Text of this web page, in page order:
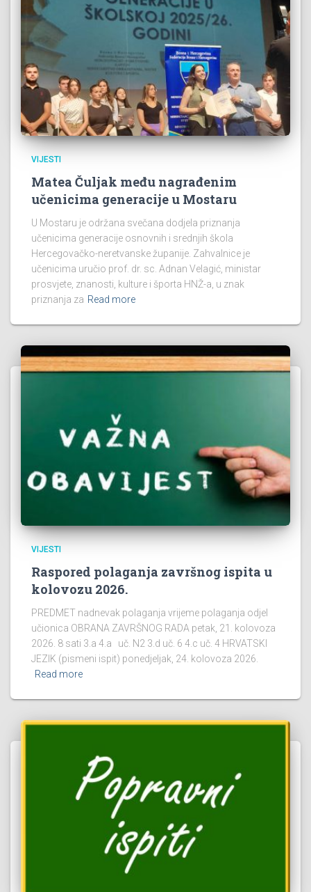
VIJESTI
Matea Čuljak među nagrađenim
učenicima generacije u Mostaru
U Mostaru je održana svečana dodjela priznanja
učenicima generacije osnovnih i srednjih škola
Hercegovačko-neretvanske županije. Zahvalnice je
učenicima uručio prof. dr. sc. Adnan Velagić, ministar
prosvjete, znanosti, kulture i športa HNŽ-a, u znak
priznanja za Read more
VIJESTI
Raspored polaganja završnog ispita u
kolovozu 2026.
PREDMET nadnevak polaganja vrijeme polaganja odjel
učionica OBRANA ZAVRŠNOG RADA petak, 21. kolovoza
2026. 8 sati 3.a 4.a uč. N2 3.d uč. 6 4.c uč. 4 HRVATSKI
JEZIK (pismeni ispit) ponedjeljak, 24. kolovoza 2026.
Read more